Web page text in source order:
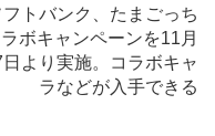
フトバンク、たまごっち
ボキャンペーンを11月
日より実施。コラボキャ
ラなどが入手できる